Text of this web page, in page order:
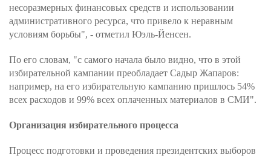
несоразмерных финансовых средств и использовании
административного ресурса, что привело к неравным
условиям борьбы", - отметил Юэль-Йенсен.
По его словам, "с самого начала было видно, что в этой
избирательной кампании преобладает Садыр Жапаров:
например, на его избирательную кампанию пришлось 54%
всех расходов и 99% всех оплаченных материалов в СМИ".
Организация избирательного процесса
Процесс подготовки и проведения президентских выборов